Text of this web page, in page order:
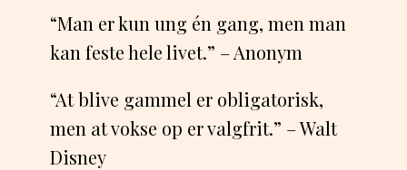
“Man er kun ung én gang, men man
kan feste hele livet.” – Anonym
“At blive gammel er obligatorisk,
men at vokse op er valgfrit.” – Walt
Disney